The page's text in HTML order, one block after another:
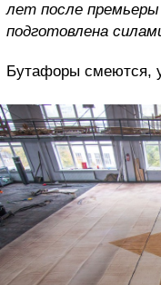
лет после
подготовлена
Бутафоры смеются,